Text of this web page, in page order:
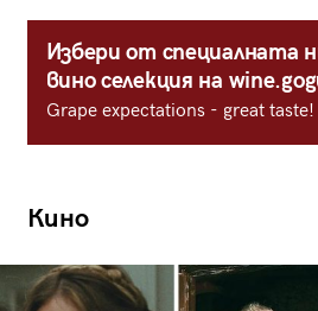
Избери от специалната
вино селекция на
Grape expectations - great taste!
Кино